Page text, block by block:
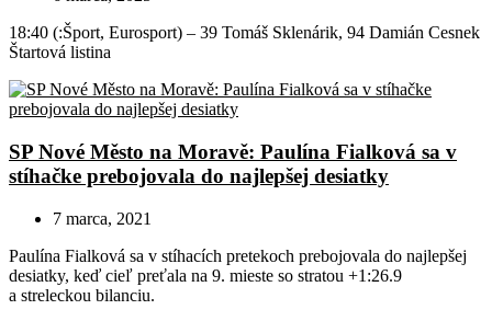
18:40 (:Šport, Eurosport) – 39 Tomáš Sklenárik, 94 Damián Cesnek
Štartová listina
SP Nové Město na Moravě: Paulína Fialková sa v
stíhačke prebojovala do najlepšej desiatky
7 marca, 2021
Paulína Fialková sa v stíhacích pretekoch prebojovala do najlepšej
desiatky, keď cieľ preťala na 9. mieste so stratou +1:26.9
a streleckou bilanciu.